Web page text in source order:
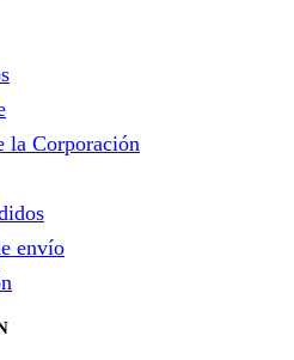
la Corporación
envío